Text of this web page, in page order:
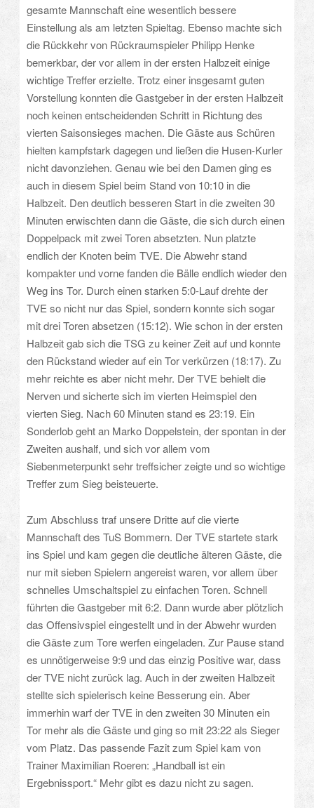
gesamte Mannschaft eine wesentlich bessere
Einstellung als am letzten Spieltag. Ebenso machte sich
die Rückkehr von Rückraumspieler Philipp Henke
bemerkbar, der vor allem in der ersten Halbzeit einige
wichtige Treffer erzielte. Trotz einer insgesamt guten
Vorstellung konnten die Gastgeber in der ersten Halbzeit
noch keinen entscheidenden Schritt in Richtung des
vierten Saisonsieges machen. Die Gäste aus Schüren
hielten kampfstark dagegen und ließen die Husen-Kurler
nicht davonziehen. Genau wie bei den Damen ging es
auch in diesem Spiel beim Stand von 10:10 in die
Halbzeit. Den deutlich besseren Start in die zweiten 30
Minuten erwischten dann die Gäste, die sich durch einen
Doppelpack mit zwei Toren absetzten. Nun platzte
endlich der Knoten beim TVE. Die Abwehr stand
kompakter und vorne fanden die Bälle endlich wieder den
Weg ins Tor. Durch einen starken 5:0-Lauf drehte der
TVE so nicht nur das Spiel, sondern konnte sich sogar
mit drei Toren absetzen (15:12). Wie schon in der ersten
Halbzeit gab sich die TSG zu keiner Zeit auf und konnte
den Rückstand wieder auf ein Tor verkürzen (18:17). Zu
mehr reichte es aber nicht mehr. Der TVE behielt die
Nerven und sicherte sich im vierten Heimspiel den
vierten Sieg. Nach 60 Minuten stand es 23:19. Ein
Sonderlob geht an Marko Doppelstein, der spontan in der
Zweiten aushalf, und sich vor allem vom
Siebenmeterpunkt sehr treffsicher zeigte und so wichtige
Treffer zum Sieg beisteuerte.
Zum Abschluss traf unsere Dritte auf die vierte
Mannschaft des TuS Bommern. Der TVE startete stark
ins Spiel und kam gegen die deutliche älteren Gäste, die
nur mit sieben Spielern angereist waren, vor allem über
schnelles Umschaltspiel zu einfachen Toren. Schnell
führten die Gastgeber mit 6:2. Dann wurde aber plötzlich
das Offensivspiel eingestellt und in der Abwehr wurden
die Gäste zum Tore werfen eingeladen. Zur Pause stand
es unnötigerweise 9:9 und das einzig Positive war, dass
der TVE nicht zurück lag. Auch in der zweiten Halbzeit
stellte sich spielerisch keine Besserung ein. Aber
immerhin warf der TVE in den zweiten 30 Minuten ein
Tor mehr als die Gäste und ging so mit 23:22 als Sieger
vom Platz. Das passende Fazit zum Spiel kam von
Trainer Maximilian Roeren: „Handball ist ein
Ergebnissport.“ Mehr gibt es dazu nicht zu sagen.